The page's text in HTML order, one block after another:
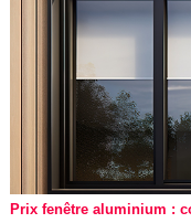
Prix fenêtre aluminium :